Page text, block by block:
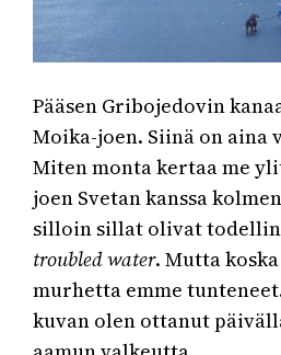
Pääsen Gribojedovin
Moika-joen. Siinä on aina
Miten monta kertaa me
joen Svetan kanssa
silloin sillat olivat
troubled water. Mutta
murhetta emme
kuvan olen ottanut